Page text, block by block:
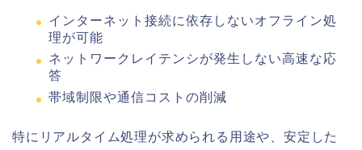
インターネット接続に依存しないオフライン処
理が可能
ネットワークレイテンシが発生しない高速な応
答
帯域制限や通信コストの削減
特にリアルタイム処理が求められる用途や、安定した